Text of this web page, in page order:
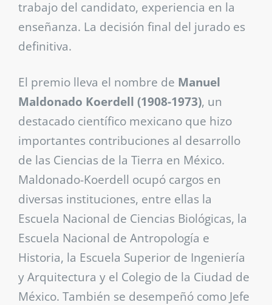
trabajo del candidato, experiencia en la
enseñanza. La decisión final del jurado es
definitiva.
El premio lleva el nombre de Manuel
Maldonado Koerdell (1908-1973), un
destacado científico mexicano que hizo
importantes contribuciones al desarrollo
de las Ciencias de la Tierra en México.
Maldonado-Koerdell ocupó cargos en
diversas instituciones, entre ellas la
Escuela Nacional de Ciencias Biológicas, la
Escuela Nacional de Antropología e
Historia, la Escuela Superior de Ingeniería
y Arquitectura y el Colegio de la Ciudad de
México. También se desempeñó como Jefe